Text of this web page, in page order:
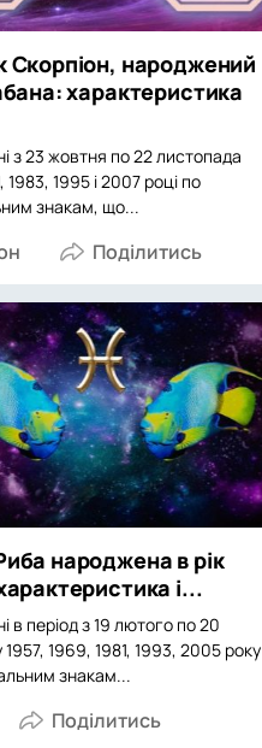
Скорпіон, народжений
характеристика
з 23 жовтня по 22 листопада
1983, 1995 і 2007 році по
знакам, що...
народжена в рік
і...
в період з 19 лютого по 20
1969, 1981, 1993, 2005 року
знакам...